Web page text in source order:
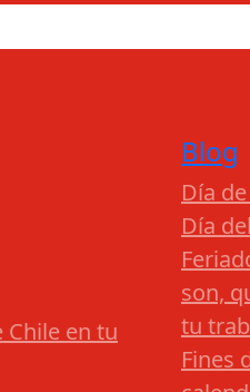
Chile en tu
Blog
Día
Día
son,
tu
Fines